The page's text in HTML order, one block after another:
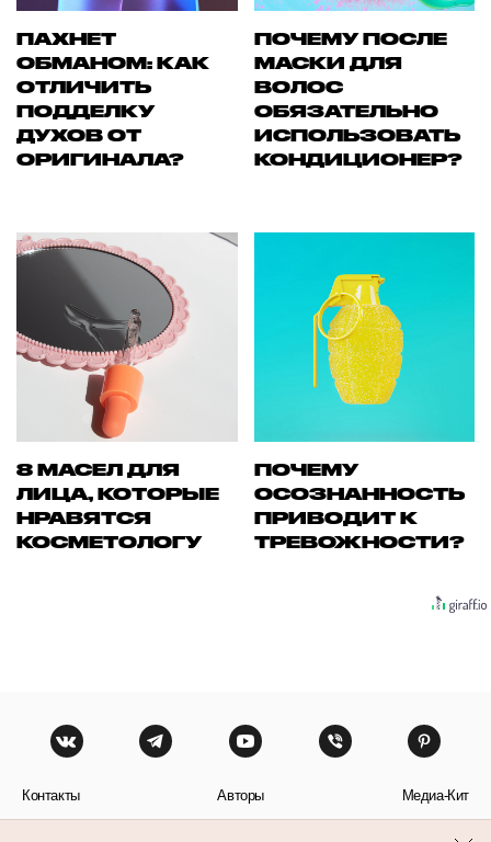
ПАХНЕТ
ОБМАНОМ: КАК
ОТЛИЧИТЬ
ПОДДЕЛКУ
ДУХОВ ОТ
ОРИГИНАЛА?
ПОЧЕМУ ПОСЛЕ
МАСКИ ДЛЯ
ВОЛОС
ОБЯЗАТЕЛЬНО
ИСПОЛЬЗОВАТЬ
КОНДИЦИОНЕР?
8 МАСЕЛ ДЛЯ
ЛИЦА, КОТОРЫЕ
НРАВЯТСЯ
КОСМЕТОЛОГУ
ПОЧЕМУ
ОСОЗНАННОСТЬ
ПРИВОДИТ К
ТРЕВОЖНОСТИ?
Контакты Авторы Медиа-Кит